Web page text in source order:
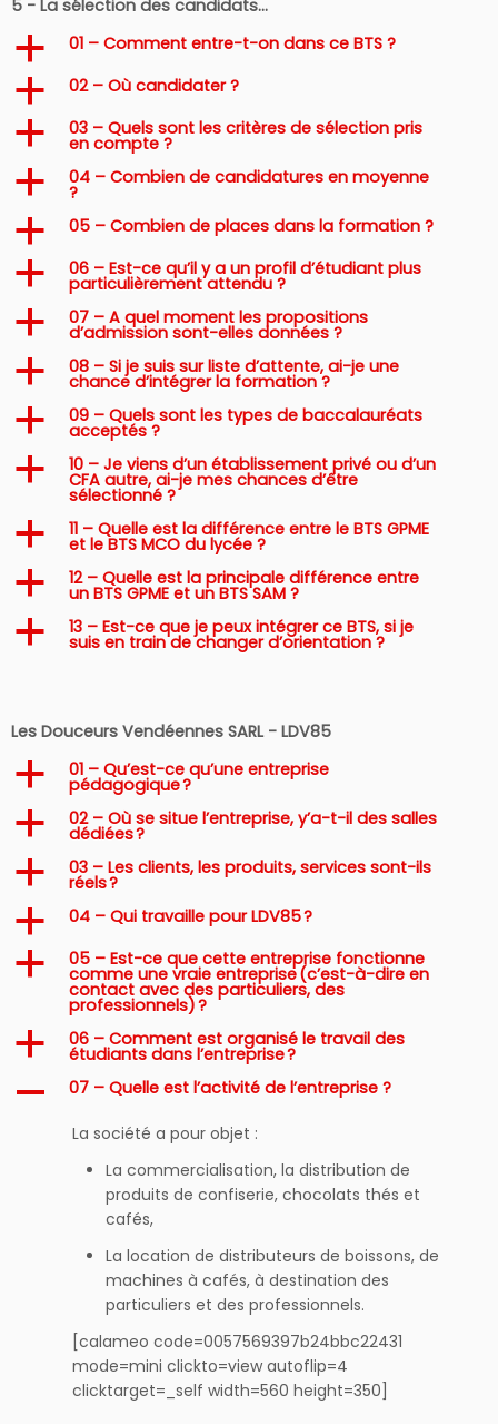
5 - La sélection des candidats…
a 01 – Comment entre-t-on dans ce BTS ?
a 02 – Où candidater ?
a 03 – Quels sont les critères de sélection pris
en compte ?
a 04 – Combien de candidatures en moyenne
?
a 05 – Combien de places dans la formation ?
a 06 – Est-ce qu’il y a un profil d’étudiant plus
particulièrement attendu ?
a 07 – A quel moment les propositions
d’admission sont-elles données ?
a 08 – Si je suis sur liste d’attente, ai-je une
chance d’intégrer la formation ?
a 09 – Quels sont les types de baccalauréats
acceptés ?
a 10 – Je viens d’un établissement privé ou d’un
CFA autre, ai-je mes chances d’être
sélectionné ?
a 11 – Quelle est la différence entre le BTS GPME
et le BTS MCO du lycée ?
a 12 – Quelle est la principale différence entre
un BTS GPME et un BTS SAM ?
a 13 – Est-ce que je peux intégrer ce BTS, si je
suis en train de changer d’orientation ?
Les Douceurs Vendéennes SARL - LDV85
a 01 – Qu’est-ce qu’une entreprise
pédagogique ?
a 02 – Où se situe l’entreprise, y’a-t-il des salles
dédiées ?
a 03 – Les clients, les produits, services sont-ils
réels ?
a 04 – Qui travaille pour LDV85 ?
a 05 – Est-ce que cette entreprise fonctionne
comme une vraie entreprise (c’est-à-dire en
contact avec des particuliers, des
professionnels) ?
a 06 – Comment est organisé le travail des
étudiants dans l’entreprise ?
A 07 – Quelle est l’activité de l’entreprise ?
La société a pour objet :
La commercialisation, la distribution de
produits de confiserie, chocolats thés et
cafés,
La location de distributeurs de boissons, de
machines à cafés, à destination des
particuliers et des professionnels.
[calameo code=0057569397b24bbc22431
mode=mini clickto=view autoflip=4
clicktarget=_self width=560 height=350]